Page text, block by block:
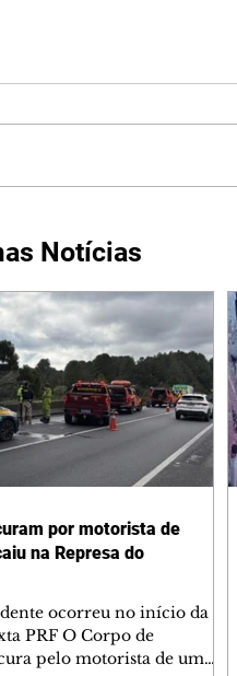
Notícias
por motorista de
na Represa do
ocorreu no início da
PRF O Corpo de
pelo motorista de um